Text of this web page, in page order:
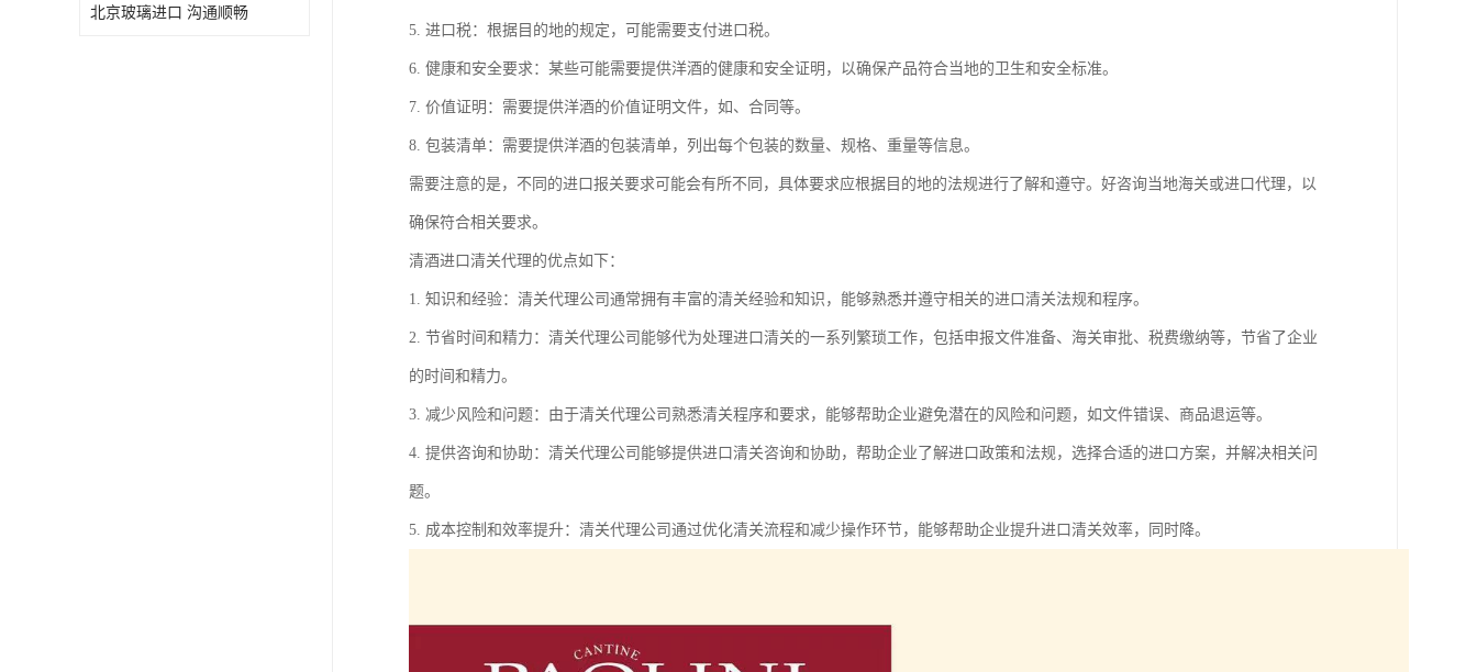
北京玻璃进口 沟通顺畅
5. 进口税：根据目的地的规定，可能需要支付进口税。
6. 健康和安全要求：某些可能需要提供洋酒的健康和安全证明，以确保产品符合当地的卫生和安全标准。
7. 价值证明：需要提供洋酒的价值证明文件，如、合同等。
8. 包装清单：需要提供洋酒的包装清单，列出每个包装的数量、规格、重量等信息。
需要注意的是，不同的进口报关要求可能会有所不同，具体要求应根据目的地的法规进行了解和遵守。好咨询当地海关或进口代理，以
确保符合相关要求。
清酒进口清关代理的优点如下：
1. 知识和经验：清关代理公司通常拥有丰富的清关经验和知识，能够熟悉并遵守相关的进口清关法规和程序。
2. 节省时间和精力：清关代理公司能够代为处理进口清关的一系列繁琐工作，包括申报文件准备、海关审批、税费缴纳等，节省了企业
的时间和精力。
3. 减少风险和问题：由于清关代理公司熟悉清关程序和要求，能够帮助企业避免潜在的风险和问题，如文件错误、商品退运等。
4. 提供咨询和协助：清关代理公司能够提供进口清关咨询和协助，帮助企业了解进口政策和法规，选择合适的进口方案，并解决相关问
题。
5. 成本控制和效率提升：清关代理公司通过优化清关流程和减少操作环节，能够帮助企业提升进口清关效率，同时降。